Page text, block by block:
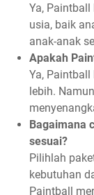
Ya,
usia, baik
anak-anak
Apakah
Ya,
lebih.
Bagaimana
sesuai?
Pilihlah
kebutuhan
Paintball